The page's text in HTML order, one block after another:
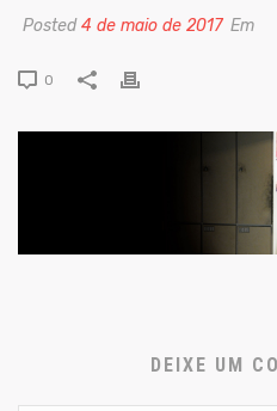
Posted4 de maio de 2017 Em
0
DEIXE UM